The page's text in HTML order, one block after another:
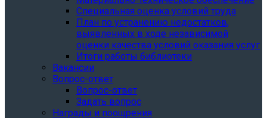
Специальная оценка условий труда
План по устранению недостатков,
выявленных в ходе независимой
оценки качества условий оказания услуг
Итоги работы библиотеки
Вакансии
Вопрос-ответ
Вопрос-ответ
Задать вопрос
Награды и поощрения